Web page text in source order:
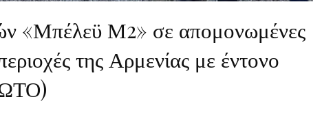
«Μπέλεϋ Μ2» σε απομονωμένες
της Αρμενίας με έντονο